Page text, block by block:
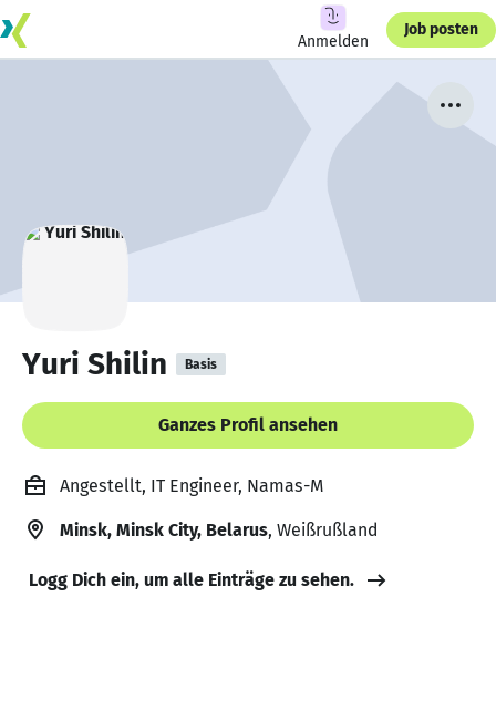
Anmelden
Job posten
Yuri Shilin Basis
Ganzes Profil ansehen
Angestellt, IT Engineer, Namas-M
Minsk, Minsk City, Belarus, Weißrußland
Logg Dich ein, um alle Einträge zu sehen.